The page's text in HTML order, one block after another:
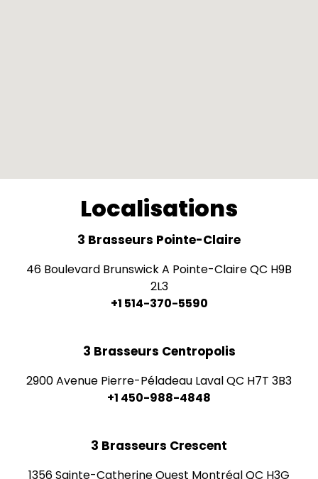
Localisations
3 Brasseurs Pointe-Claire
46 Boulevard Brunswick A Pointe-Claire QC H9B
2L3
+1 514-370-5590
3 Brasseurs Centropolis
2900 Avenue Pierre-Péladeau Laval QC H7T 3B3
+1 450-988-4848
3 Brasseurs Crescent
1356 Sainte-Catherine Ouest Montréal QC H3G